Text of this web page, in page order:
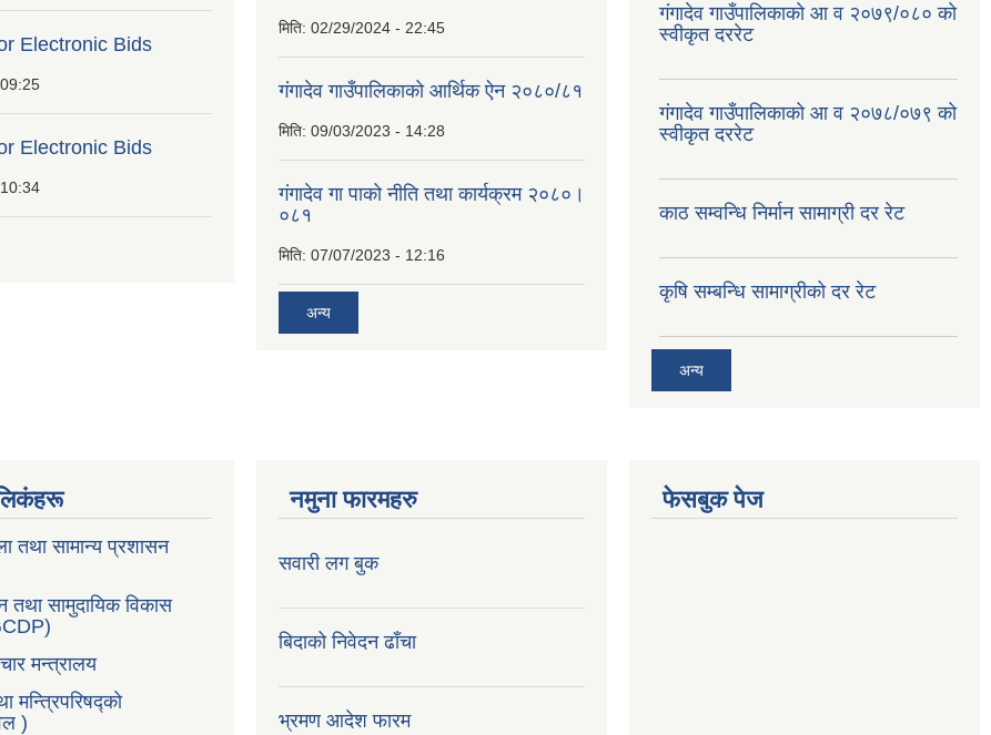
Electronic Bids
Electronic Bids
मिति: 02/29/2024 - 22:45
गंगादेव गाउँपालिकाको आर्थिक ऐन २०८०/८१
मिति: 09/03/2023 - 14:28
गंगादेव गा पाको नीति तथा कार्यक्रम २०८०।
०८१
मिति: 07/07/2023 - 12:16
अन्य
गंगादेव गाउँपालिकाको आ व २०७९/०८० को
स्वीकृत दररेट
गंगादेव गाउँपालिकाको आ व २०७८/०७९ को
स्वीकृत दररेट
काठ सम्वन्धि निर्मान सामाग्री दर रेट
कृषि सम्बन्धि सामाग्रीको दर रेट
अन्य
तथा सामान्य प्रशासन
तथा सामुदायिक विकास
मन्त्रालय
मन्त्रिपरिषद्को
)
नमुना फारमहरु
सवारी लग बुक
बिदाको निवेदन ढाँचा
भ्रमण आदेश फारम
फेसबुक पेज